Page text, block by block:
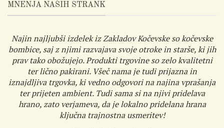
MNENJA NAŠIH STRANK
Najin najljubši izdelek iz Zakladov Kočevske so kočevske
bombice, saj z njimi razvajava svoje otroke in starše, ki jih
prav tako obožujejo. Produkti trgovine so zelo kvalitetni
ter lično pakirani. Všeč nama je tudi prijazna in
iznajdljiva trgovka, ki vedno odgovori na najina vprašanja
ter prijeten ambient. Tudi sama si na njivi pridelava
hrano, zato verjameva, da je lokalno pridelana hrana
ključna trajnostna usmeritev!